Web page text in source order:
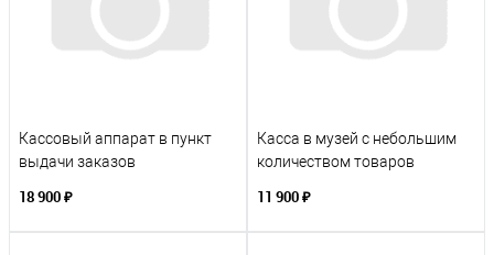
Кассовый аппарат в пункт
выдачи заказов
18 900 ₽
Касса в музей с небольшим
количеством товаров
11 900 ₽